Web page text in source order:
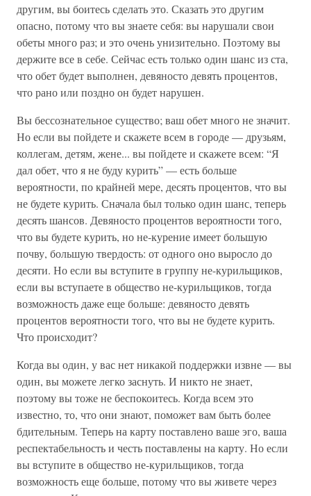
другим, вы боитесь сделать это. Сказать это другим
опасно, потому что вы знаете себя: вы нарушали свои
обеты много раз; и это очень унизительно. Поэтому вы
держите все в себе. Сейчас есть только один шанс из ста,
что обет будет выполнен, девяносто девять процентов,
что рано или поздно он будет нарушен.
Вы бессознательное существо; ваш обет много не значит.
Но если вы пойдете и скажете всем в городе — друзьям,
коллегам, детям, жене... вы пойдете и скажете всем: “Я
дал обет, что я не буду курить” — есть больше
вероятности, по крайней мере, десять процентов, что вы
не будете курить. Сначала был только один шанс, теперь
десять шансов. Девяносто процентов вероятности того,
что вы будете курить, но не-курение имеет большую
почву, большую твердость: от одного оно выросло до
десяти. Но если вы вступите в группу не-курильщиков,
если вы вступаете в общество не-курильщиков, тогда
возможность даже еще больше: девяносто девять
процентов вероятности того, что вы не будете курить.
Что происходит?
Когда вы один, у вас нет никакой поддержки извне — вы
один, вы можете легко заснуть. И никто не знает,
поэтому вы тоже не беспокоитесь. Когда всем это
известно, то, что они знают, поможет вам быть более
бдительным. Теперь на карту поставлено ваше эго, ваша
респектабельность и честь поставлены на карту. Но если
вы вступите в общество не-курильщиков, тогда
возможность еще больше, потому что вы живете через